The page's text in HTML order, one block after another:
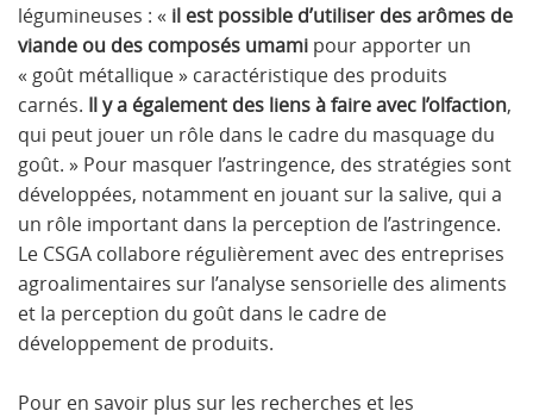
légumineuses : « il est possible d’utiliser des arômes de
viande ou des composés umami pour apporter un
« goût métallique » caractéristique des produits
carnés. Il y a également des liens à faire avec l’olfaction,
qui peut jouer un rôle dans le cadre du masquage du
goût. » Pour masquer l’astringence, des stratégies sont
développées, notamment en jouant sur la salive, qui a
un rôle important dans la perception de l’astringence.
Le CSGA collabore régulièrement avec des entreprises
agroalimentaires sur l’analyse sensorielle des aliments
et la perception du goût dans le cadre de
développement de produits.
Pour en savoir plus sur les recherches et les